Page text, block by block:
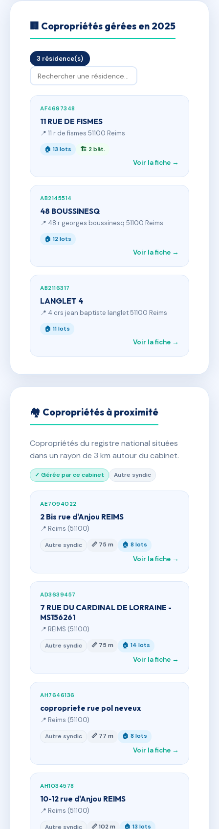
🏢 Copropriétés gérées en 2025
3 résidence(s)
AF4697348
11 RUE DE FISMES
📍 11 r de fismes 51100 Reims
🏠 13 lots 🏗 2 bât.
Voir la fiche →
AB2145514
48 BOUSSINESQ
📍 48 r georges boussinesq 51100 Reims
🏠 12 lots
Voir la fiche →
AB2116317
LANGLET 4
📍 4 crs jean baptiste langlet 51100 Reims
🏠 11 lots
Voir la fiche →
🏘 Copropriétés à proximité
Copropriétés du registre national situées
dans un rayon de 3 km autour du cabinet.
✓ Gérée par ce cabinet Autre syndic
AE7094022
2 Bis rue d'Anjou REIMS
📍 Reims (51100)
Autre syndic 📏 75 m 🏠 8 lots
Voir la fiche →
AD3639457
7 RUE DU CARDINAL DE LORRAINE -
MS156261
📍 REIMS (51100)
Autre syndic 📏 75 m 🏠 14 lots
Voir la fiche →
AH7646136
copropriete rue pol neveux
📍 Reims (51100)
Autre syndic 📏 77 m 🏠 8 lots
Voir la fiche →
AH1034578
10-12 rue d'Anjou REIMS
📍 Reims (51100)
Autre syndic 📏 102 m 🏠 13 lots